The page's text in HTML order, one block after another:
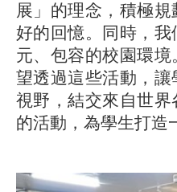
展」的理念，積極
好的回憶。同時，
元、包容的校園環
望透過這些活動，
視野，結交來自世
的活動，為學生打造